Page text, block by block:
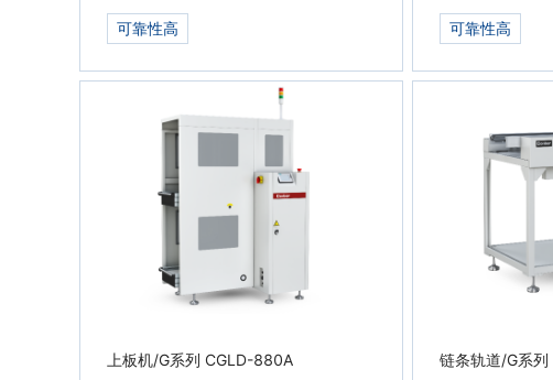
可靠性高 可靠性高
上板机/G系列 CGLD-880A